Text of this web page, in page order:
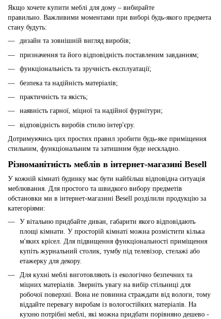
Якщо хочете купити меблі для дому – вибирайте
правильно. Важливими моментами при виборі будь-якого предмета
стану будуть:
дизайн та зовнішній вигляд виробів;
призначення та його відповідність поставленим завданням;
функціональність та зручність експлуатації;
безпека та надійність матеріалів;
практичність та якість;
наявність гарної, міцної та надійної фурнітури;
відповідність виробів стилю інтер'єру.
Дотримуючись цих простих правил зробити будь-яке приміщення
стильним, функціональним та затишним буде нескладно.
Різноманітність меблів в інтернет-магазині Besell
У кожній кімнаті будинку має бути найбільш відповідна ситуація
меблювання. Для простого та швидкого вибору предметів
обстановки ми в інтернет-магазині Besell розділили продукцію за
категоріями:
У вітальню придбайте диван, габарити якого відповідають
площі кімнати. У просторій кімнаті можна розмістити кілька
м'яких крісел. Для підвищення функціональності приміщення
купіть журнальний столик, тумбу під телевізор, стелажі або
етажерку для декору.
Для кухні меблі виготовляють із екологічно безпечних та
міцних матеріалів. Зверніть увагу на вибір стільниці для
робочої поверхні. Вона не повинна страждати від вологи, тому
віддайте перевагу виробам із вологостійких матеріалів. На
кухню потрібні меблі, які можна придбати порівняно дешево -